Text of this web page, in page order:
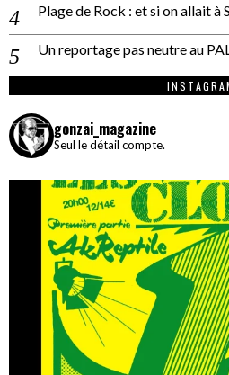
Plage de Rock : et si on allait à
Un reportage pas neutre au
gonzai_magazine
Seul le détail compte.